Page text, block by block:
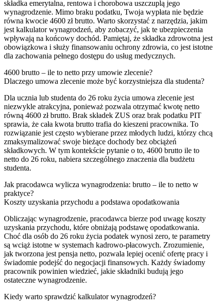
składka emerytalna, rentowa i chorobowa uszczuplą jego
wynagrodzenie. Mimo braku podatku, Twoja wypłata nie będzie
równa kwocie 4600 zł brutto. Warto skorzystać z narzędzia, jakim
jest kalkulator wynagrodzeń, aby zobaczyć, jak te ubezpieczenia
wpływają na końcowy dochód. Pamiętaj, że składka zdrowotna jest
obowiązkowa i służy finansowaniu ochrony zdrowia, co jest istotne
dla zachowania pełnego dostępu do usług medycznych.
4600 brutto – ile to netto przy umowie zlecenie?
Dlaczego umowa zlecenie może być korzystniejsza dla studenta?
Dla ucznia lub studenta do 26 roku życia umowa zlecenie jest
niezwykle atrakcyjna, ponieważ pozwala otrzymać kwotę netto
równą 4600 zł brutto. Brak składek ZUS oraz brak podatku PIT
sprawia, że cała kwota brutto trafia do kieszeni pracownika. To
rozwiązanie jest często wybierane przez młodych ludzi, którzy chcą
zmaksymalizować swoje bieżące dochody bez obciążeń
składkowych. W tym kontekście pytanie o to, 4600 brutto ile to
netto do 26 roku, nabiera szczególnego znaczenia dla budżetu
studenta.
Jak pracodawca wylicza wynagrodzenia: brutto – ile to netto w
praktyce?
Koszty uzyskania przychodu a podstawa opodatkowania
Obliczając wynagrodzenie, pracodawca bierze pod uwagę koszty
uzyskania przychodu, które obniżają podstawę opodatkowania.
Choć dla osób do 26 roku życia podatek wynosi zero, te parametry
są wciąż istotne w systemach kadrowo-płacowych. Zrozumienie,
jak tworzona jest pensja netto, pozwala lepiej ocenić ofertę pracy i
świadomie podejść do negocjacji finansowych. Każdy świadomy
pracownik powinien wiedzieć, jakie składniki budują jego
ostateczne wynagrodzenie.
Kiedy warto sprawdzić kalkulator wynagrodzeń?